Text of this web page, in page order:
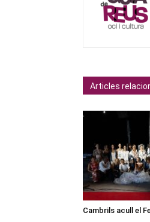
Articles
Cambrils acull el